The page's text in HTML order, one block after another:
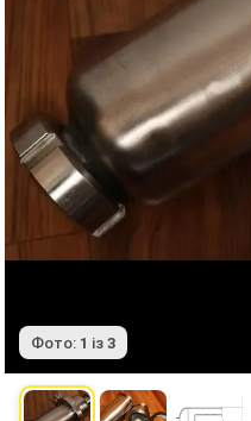
Фото: 1 із 3